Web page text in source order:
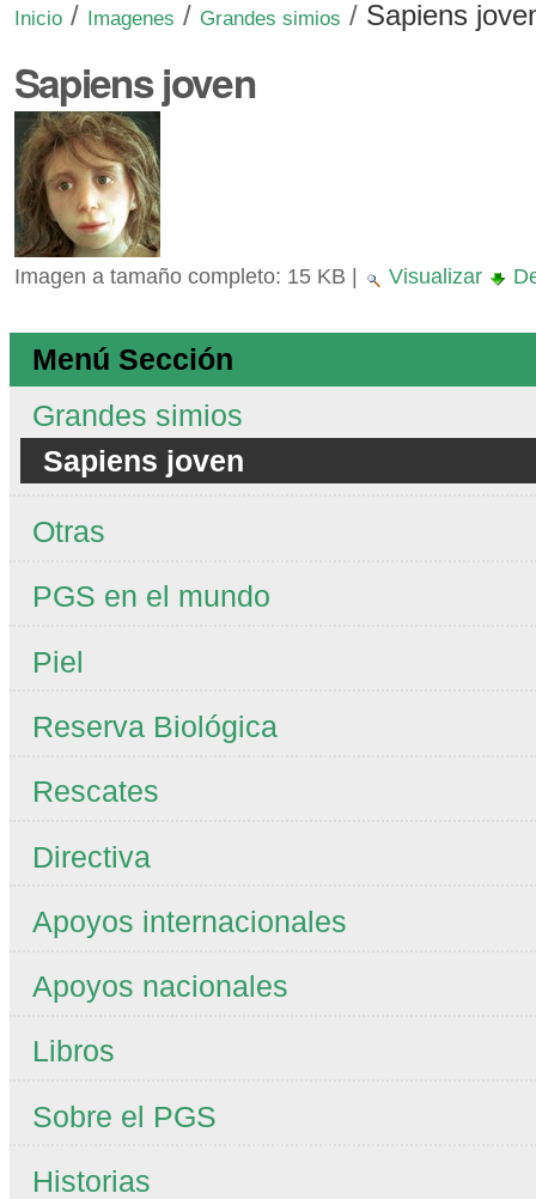
Inicio / Imagenes / Grandes simios / Sapiens
Sapiens joven
Imagen a tamaño completo: 15 KB | Visualizar
Menú Sección
Grandes simios
Sapiens joven
Otras
PGS en el mundo
Piel
Reserva Biológica
Rescates
Directiva
Apoyos internacionales
Apoyos nacionales
Libros
Sobre el PGS
Historias